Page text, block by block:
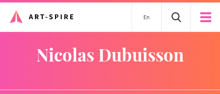
En
Nicolas Dubuisson